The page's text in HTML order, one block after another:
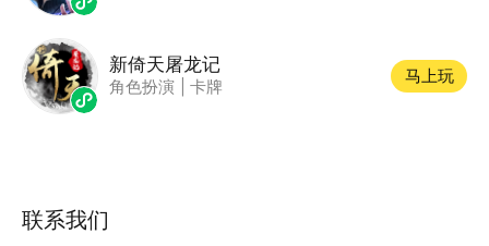
新倚天屠龙记
角色扮演 卡牌
马上玩
联系我们